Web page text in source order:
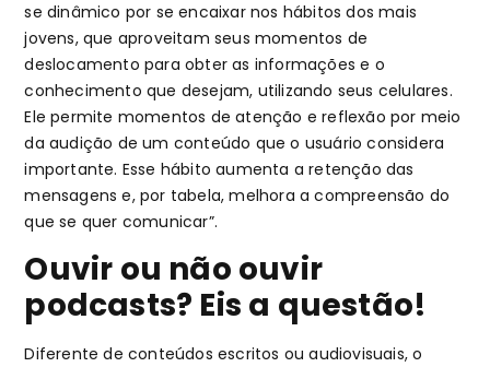
se dinâmico por se encaixar nos hábitos dos mais
jovens, que aproveitam seus momentos de
deslocamento para obter as informações e o
conhecimento que desejam, utilizando seus celulares.
Ele permite momentos de atenção e reflexão por meio
da audição de um conteúdo que o usuário considera
importante. Esse hábito aumenta a retenção das
mensagens e, por tabela, melhora a compreensão do
que se quer comunicar”.
Ouvir ou não ouvir
podcasts? Eis a questão!
Diferente de conteúdos escritos ou audiovisuais, o